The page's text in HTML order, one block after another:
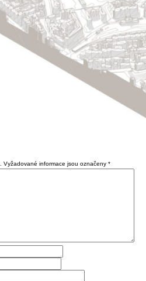
Vyžadované informace jsou označeny *